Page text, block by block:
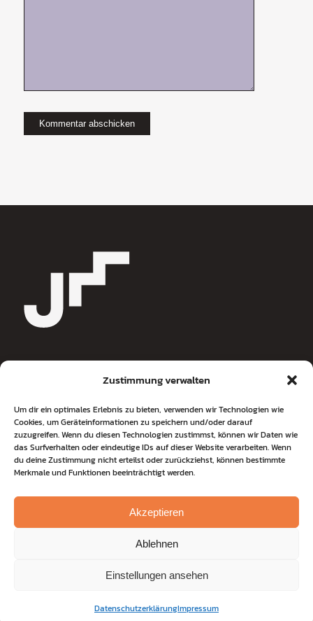
Zustimmung verwalten
Um dir ein optimales Erlebnis zu bieten, verwenden wir Technologien wie
Cookies, um Geräteinformationen zu speichern und/oder darauf
zuzugreifen. Wenn du diesen Technologien zustimmst, können wir Daten wie
das Surfverhalten oder eindeutige IDs auf dieser Website verarbeiten. Wenn
du deine Zustimmung nicht erteilst oder zurückziehst, können bestimmte
Merkmale und Funktionen beeinträchtigt werden.
Akzeptieren
Ablehnen
Einstellungen ansehen
DatenschutzerklärungImpressum
Jochen Metzger
Journalist & Coach
Wolsteinkamp 3
22607 Hamburg
Tel+49 176 820 40 449
coaching@jochen-metzger.de